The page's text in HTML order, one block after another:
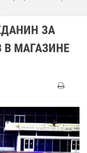
ЗА
В МАГАЗИНЕ